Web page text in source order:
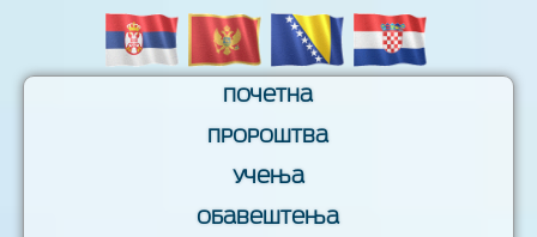
Почетна
Пророштва
Учења
Обавештења